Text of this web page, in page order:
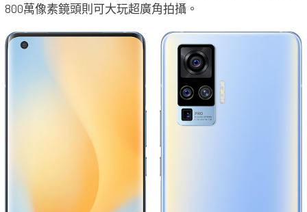
800萬像素鏡頭則可大玩超廣角拍攝。